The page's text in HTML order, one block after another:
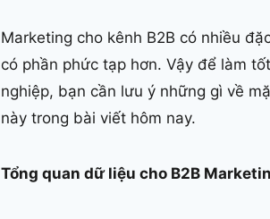
Marketing cho kênh B2B có nhiều
có phần phức tạp hơn. Vậy để làm
nghiệp, bạn cần lưu ý những gì về
này trong bài viết hôm nay.
Tổng quan dữ liệu cho B2B